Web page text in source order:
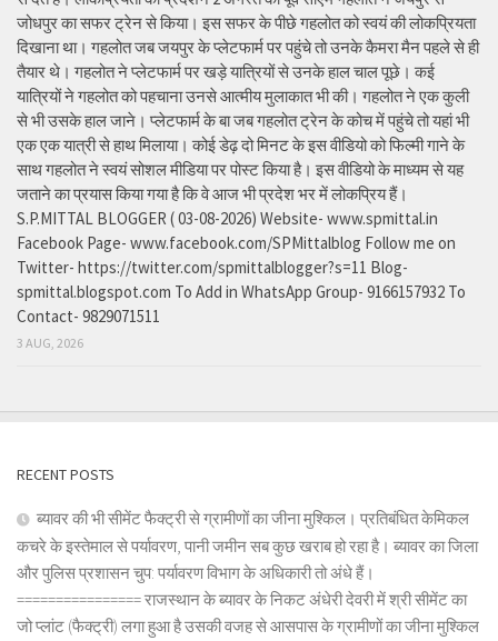
जोधपुर का सफर ट्रेन से किया। इस सफर के पीछे गहलोत को स्वयं की लोकप्रियता
दिखाना था। गहलोत जब जयपुर के प्लेटफार्म पर पहुंचे तो उनके कैमरा मैन पहले से ही
तैयार थे। गहलोत ने प्लेटफार्म पर खड़े यात्रियों से उनके हाल चाल पूछे। कई
यात्रियों ने गहलोत को पहचाना उनसे आत्मीय मुलाकात भी की। गहलोत ने एक कुली
से भी उसके हाल जाने। प्लेटफार्म के बा जब गहलोत ट्रेन के कोच में पहुंचे तो यहां भी
एक एक यात्री से हाथ मिलाया। कोई डेढ़ दो मिनट के इस वीडियो को फिल्मी गाने के
साथ गहलोत ने स्वयं सोशल मीडिया पर पोस्ट किया है। इस वीडियो के माध्यम से यह
जताने का प्रयास किया गया है कि वे आज भी प्रदेश भर में लोकप्रिय हैं।
S.P.MITTAL BLOGGER ( 03-08-2026) Website- www.spmittal.in
Facebook Page- www.facebook.com/SPMittalblog Follow me on
Twitter- https://twitter.com/spmittalblogger?s=11 Blog-
spmittal.blogspot.com To Add in WhatsApp Group- 9166157932 To
Contact- 9829071511
3 AUG, 2026
RECENT POSTS
ब्यावर की भी सीमेंट फैक्ट्री से ग्रामीणों का जीना मुश्किल। प्रतिबंधित केमिकल
कचरे के इस्तेमाल से पर्यावरण, पानी जमीन सब कुछ खराब हो रहा है। ब्यावर का जिला
और पुलिस प्रशासन चुप: पर्यावरण विभाग के अधिकारी तो अंधे हैं।
================ राजस्थान के ब्यावर के निकट अंधेरी देवरी में श्री सीमेंट का
जो प्लांट (फैक्ट्री) लगा हुआ है उसकी वजह से आसपास के ग्रामीणों का जीना मुश्किल